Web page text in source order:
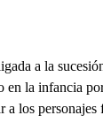
a la
en la infancia
los personajes